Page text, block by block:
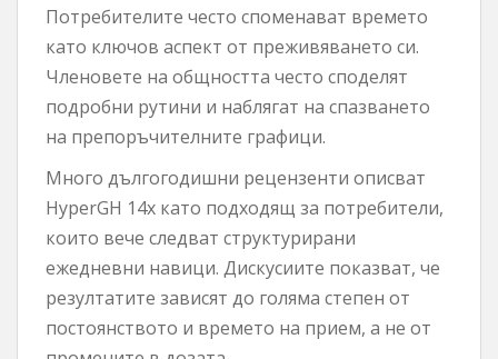
Потребителите често споменават времето
като ключов аспект от преживяването си.
Членовете на общността често споделят
подробни рутини и наблягат на спазването
на препоръчителните графици.
Много дългогодишни рецензенти описват
HyperGH 14x като подходящ за потребители,
които вече следват структурирани
ежедневни навици. Дискусиите показват, че
резултатите зависят до голяма степен от
постоянството и времето на прием, а не от